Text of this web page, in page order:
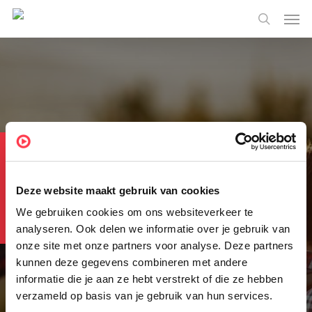
Deze website maakt gebruik van cookies
We gebruiken cookies om ons websiteverkeer te
analyseren. Ook delen we informatie over je gebruik van
onze site met onze partners voor analyse. Deze partners
kunnen deze gegevens combineren met andere
informatie die je aan ze hebt verstrekt of die ze hebben
verzameld op basis van je gebruik van hun services.
Skip
Data driven
marketing
Bij data driven marketing vormen data de basis voor
marketingactiviteiten. Met NextBI heb je toegang tot
Op zoek naar leads?